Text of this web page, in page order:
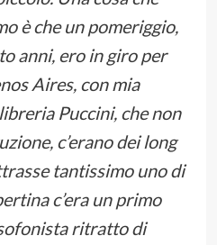
è che un pomeriggio,
anni, ero in giro per
Aires, con mia
Puccini, che non
c’erano dei long
tantissimo uno di
c’era un primo
ritratto di